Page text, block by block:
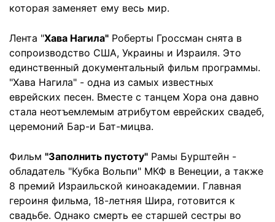
которая заменяет ему весь мир.
Лента "Хава Нагила" Роберты Гроссман снята в
сопроизводство США, Украины и Израиля. Это
единственный документальный фильм программы.
"Хава Нагила" - одна из самых известных
еврейских песен. Вместе с танцем Хора она давно
стала неотъемлемым атрибутом еврейских свадеб,
церемоний Бар-и Бат-мицва.
Фильм "Заполнить пустоту" Рамы Бурштейн -
обладатель "Кубка Вольпи" МКФ в Венеции, а также
8 премий Израильской киноакадемии. Главная
героиня фильма, 18-летняя Шира, готовится к
свадьбе. Однако смерть ее старшей сестры во